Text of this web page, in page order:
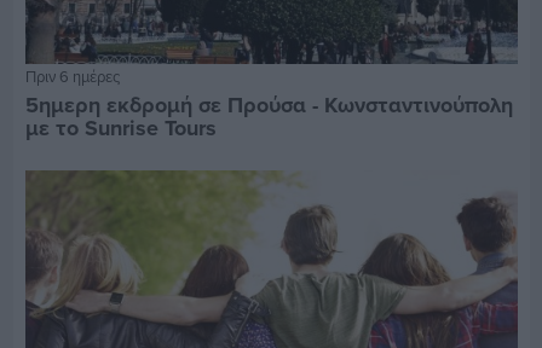
Πριν 6 ημέρες
5ημερη εκδρομή σε Προύσα - Κωνσταντινούπολη
με το Sunrise Tours